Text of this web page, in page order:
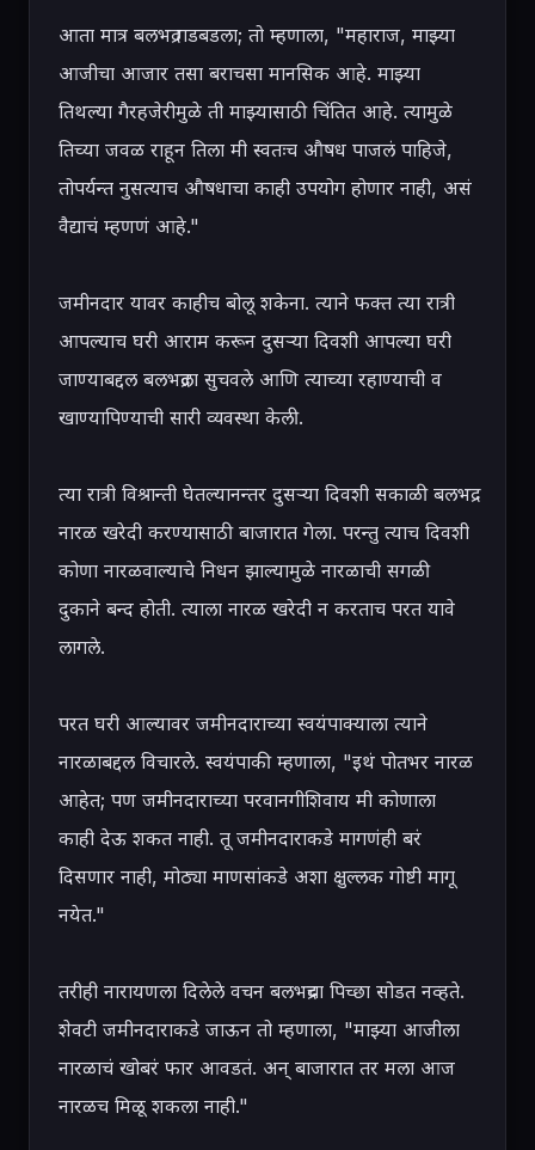
आता मात्र बलभद्र गडबडला; तो म्हणाला, "महाराज, माझ्या
आजीचा आजार तसा बराचसा मानसिक आहे. माझ्या
तिथल्या गैरहजेरीमुळे ती माझ्यासाठी चिंतित आहे. त्यामुळे
तिच्या जवळ राहून तिला मी स्वतःच औषध पाजलं पाहिजे,
तोपर्यन्त नुसत्याच औषधाचा काही उपयोग होणार नाही, असं
वैद्याचं म्हणणं आहे."
जमीनदार यावर काहीच बोलू शकेना. त्याने फक्त त्या रात्री
आपल्याच घरी आराम करून दुसऱ्या दिवशी आपल्या घरी
जाण्याबद्दल बलभद्रला सुचवले आणि त्याच्या रहाण्याची व
खाण्यापिण्याची सारी व्यवस्था केली.
त्या रात्री विश्रान्ती घेतल्यानन्तर दुसऱ्या दिवशी सकाळी बलभद्र
नारळ खरेदी करण्यासाठी बाजारात गेला. परन्तु त्याच दिवशी
कोणा नारळवाल्याचे निधन झाल्यामुळे नारळाची सगळी
दुकाने बन्द होती. त्याला नारळ खरेदी न करताच परत यावे
लागले.
परत घरी आल्यावर जमीनदाराच्या स्वयंपाक्याला त्याने
नारळाबद्दल विचारले. स्वयंपाकी म्हणाला, "इथं पोतभर नारळ
आहेत; पण जमीनदाराच्या परवानगीशिवाय मी कोणाला
काही देऊ शकत नाही. तू जमीनदाराकडे मागणंही बरं
दिसणार नाही, मोठ्या माणसांकडे अशा क्षुल्लक गोष्टी मागू
नयेत."
तरीही नारायणला दिलेले वचन बलभद्रचा पिच्छा सोडत नव्हते.
शेवटी जमीनदाराकडे जाऊन तो म्हणाला, "माझ्या आजीला
नारळाचं खोबरं फार आवडतं. अन् बाजारात तर मला आज
नारळच मिळू शकला नाही."